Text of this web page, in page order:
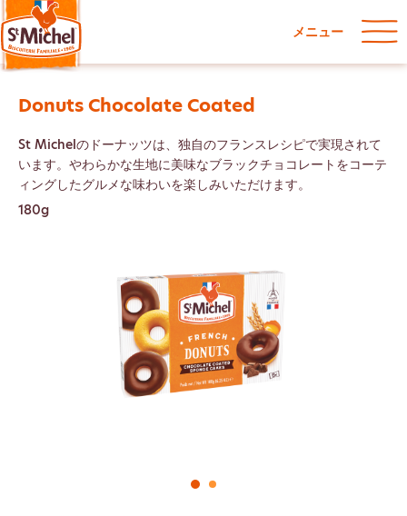
メニュー
Donuts Chocolate Coated
St Michelのドーナッツは、独自のフランスレシピで実現されて
います。やわらかな生地に美味なブラックチョコレートをコーテ
ィングしたグルメな味わいを楽しみいただけます。
180g